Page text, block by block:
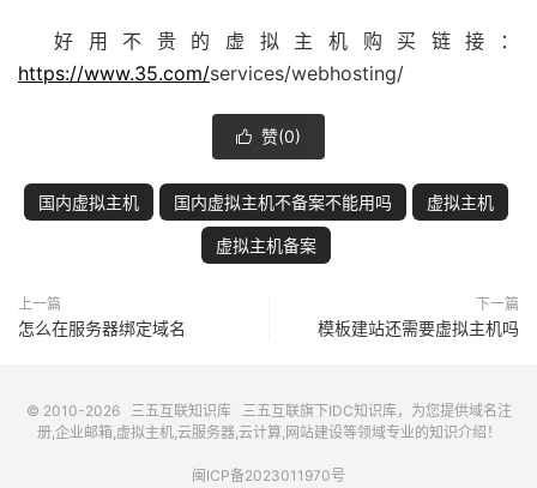
好用不贵的虚拟主机购买链接：
https://www.35.com/services/webhosting/
 赞(0)
国内虚拟主机 国内虚拟主机不备案不能用吗 虚拟主机
虚拟主机备案
上一篇
怎么在服务器绑定域名
下一篇
模板建站还需要虚拟主机吗
© 2010-2026 三五互联知识库 三五互联旗下IDC知识库，为您提供域名注
册,企业邮箱,虚拟主机,云服务器,云计算,网站建设等领域专业的知识介绍！
闽ICP备2023011970号